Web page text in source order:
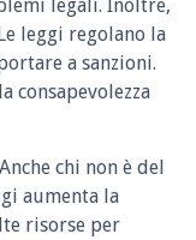
legali. Inoltre,
leggi regolano la
a sanzioni.
consapevolezza
chi non è del
aumenta la
risorse per